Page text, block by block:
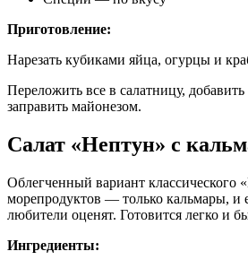
Приготовление:
Нарезать кубиками яйца, огурцы и
Переложить все в салатницу,
заправить майонезом.
Салат «Нептун» с
Облегченный вариант классического
морепродуктов — только кальмары, и
любители оценят. Готовится легко и
Ингредиенты: